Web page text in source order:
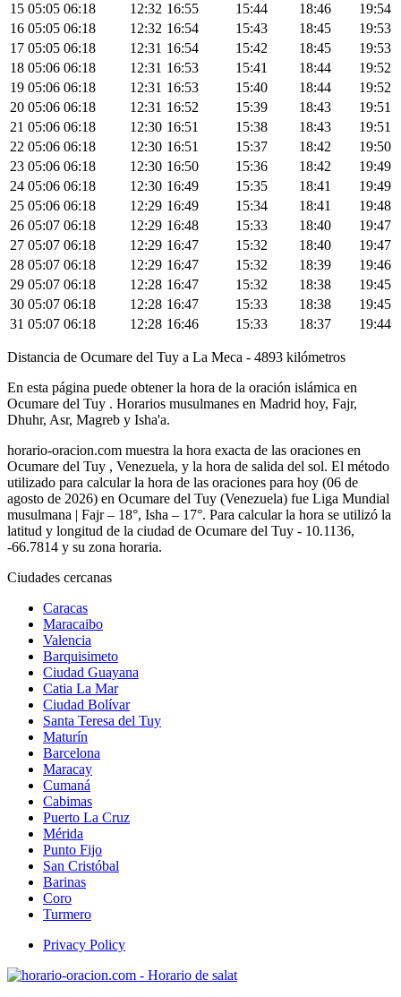
15 05:05 06:18 12:32 16:55 15:44 18:46
19:54
16 05:05 06:18 12:32 16:54 15:43 18:45
19:53
17 05:05 06:18 12:31 16:54 15:42 18:45
19:53
18 05:06 06:18 12:31 16:53 15:41 18:44
19:52
19 05:06 06:18 12:31 16:53 15:40 18:44
19:52
20 05:06 06:18 12:31 16:52 15:39 18:43
19:51
21 05:06 06:18 12:30 16:51 15:38 18:43
19:51
22 05:06 06:18 12:30 16:51 15:37 18:42
19:50
23 05:06 06:18 12:30 16:50 15:36 18:42
19:49
24 05:06 06:18 12:30 16:49 15:35 18:41
19:49
25 05:06 06:18 12:29 16:49 15:34 18:41
19:48
26 05:07 06:18 12:29 16:48 15:33 18:40
19:47
27 05:07 06:18 12:29 16:47 15:32 18:40
19:47
28 05:07 06:18 12:29 16:47 15:32 18:39
19:46
29 05:07 06:18 12:28 16:47 15:32 18:38
19:45
30 05:07 06:18 12:28 16:47 15:33 18:38
19:45
31 05:07 06:18 12:28 16:46 15:33 18:37 19:44
Distancia de Ocumare del Tuy a La Meca - 4893 kilómetros
En esta página puede obtener la hora de la oración islámica en
Ocumare del Tuy . Horarios musulmanes en Madrid hoy, Fajr,
Dhuhr, Asr, Magreb y Isha'a.
horario-oracion.com muestra la hora exacta de las oraciones en
Ocumare del Tuy , Venezuela, y la hora de salida del sol. El método
utilizado para calcular la hora de las oraciones para hoy (06 de
agosto de 2026) en Ocumare del Tuy (Venezuela) fue Liga Mundial
musulmana | Fajr – 18°, Isha – 17°. Para calcular la hora se utilizó la
latitud y longitud de la ciudad de Ocumare del Tuy - 10.1136,
-66.7814 y su zona horaria.
Ciudades cercanas
Caracas
Maracaibo
Valencia
Barquisimeto
Ciudad Guayana
Catia La Mar
Ciudad Bolívar
Santa Teresa del Tuy
Maturín
Barcelona
Maracay
Cumaná
Cabimas
Puerto La Cruz
Mérida
Punto Fijo
San Cristóbal
Barinas
Coro
Turmero
Privacy Policy